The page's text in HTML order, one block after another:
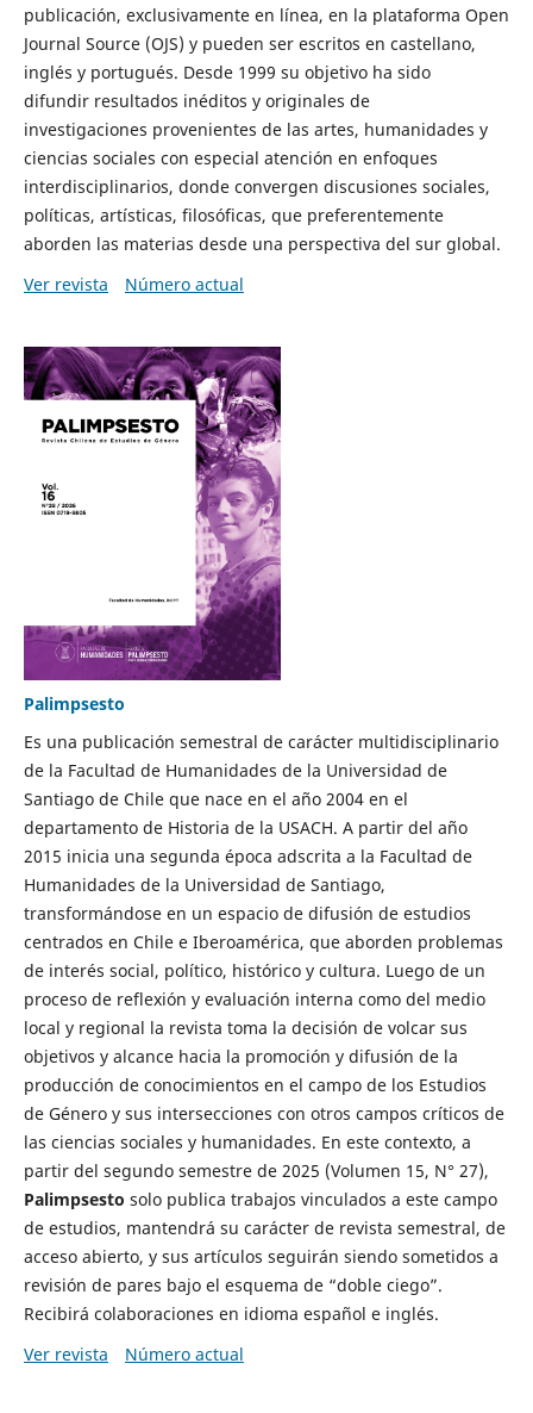
publicación, exclusivamente en línea, en la plataforma Open
Journal Source (OJS) y pueden ser escritos en castellano,
inglés y portugués. Desde 1999 su objetivo ha sido
difundir resultados inéditos y originales de
investigaciones provenientes de las artes, humanidades y
ciencias sociales con especial atención en enfoques
interdisciplinarios, donde convergen discusiones sociales,
políticas, artísticas, filosóficas, que preferentemente
aborden las materias desde una perspectiva del sur global.
Ver revista
Número actual
Palimpsesto
Es una publicación semestral de carácter multidisciplinario
de la Facultad de Humanidades de la Universidad de
Santiago de Chile que nace en el año 2004 en el
departamento de Historia de la USACH. A partir del año
2015 inicia una segunda época adscrita a la Facultad de
Humanidades de la Universidad de Santiago,
transformándose en un espacio de difusión de estudios
centrados en Chile e Iberoamérica, que aborden problemas
de interés social, político, histórico y cultura. Luego de un
proceso de reflexión y evaluación interna como del medio
local y regional la revista toma la decisión de volcar sus
objetivos y alcance hacia la promoción y difusión de la
producción de conocimientos en el campo de los Estudios
de Género y sus intersecciones con otros campos críticos de
las ciencias sociales y humanidades. En este contexto, a
partir del segundo semestre de 2025 (Volumen 15, N° 27),
Palimpsesto solo publica trabajos vinculados a este campo
de estudios, mantendrá su carácter de revista semestral, de
acceso abierto, y sus artículos seguirán siendo sometidos a
revisión de pares bajo el esquema de “doble ciego”.
Recibirá colaboraciones en idioma español e inglés.
Ver revista
Número actual